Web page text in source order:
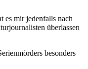
es mir jedenfalls nach
überlassen
besonders